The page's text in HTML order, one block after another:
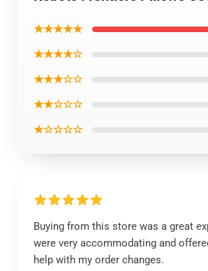
★★★★★
★★★★☆
★★★☆☆
★★☆☆☆
★☆☆☆☆
Buying from this store was a great
were very accommodating and
help with my order changes.